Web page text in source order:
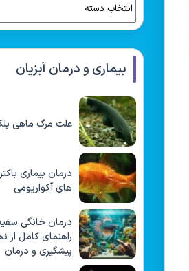
بیماری و درمان آبزیان
علت مرگ ماهی
درمان بیماری
های آکواریومی
درمان خانگی
راهنمای کامل از
پیشگیری و درمان